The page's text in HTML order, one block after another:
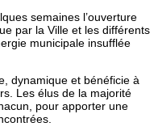
semaines l’ouverture
par la Ville et les différents
municipale insufflée
dynamique et bénéficie à
Les élus de la majorité
pour apporter une